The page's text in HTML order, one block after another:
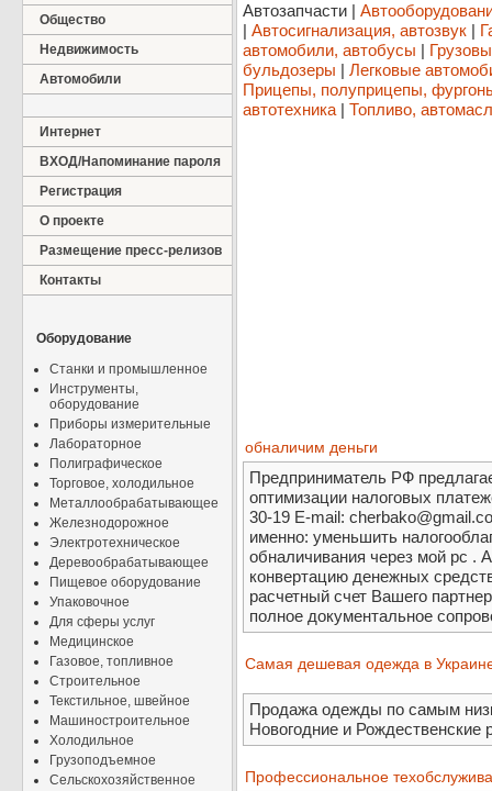
Общество
Недвижимость
Автомобили
Интернет
ВХОД/Напоминание пароля
Регистрация
О проекте
Размещение пресс-релизов
Контакты
Оборудование
Станки и промышленное
Инструменты,
оборудование
Приборы измерительные
Лабораторное
Полиграфическое
Торговое, холодильное
Металлообрабатывающее
Железнодорожное
Электротехническое
Деревообрабатывающее
Пищевое оборудование
Упаковочное
Для сферы услуг
Медицинское
Газовое, топливное
Строительное
Текстильное, швейное
Машиностроительное
Холодильное
Грузоподъемное
Сельскохозяйственное
Автозапчасти |
| Автосигнализация, автозвук |
автомобили, автобусы |
бульдозеры | Легковые
Прицепы, полуприцепы,
автотехника | Топливо,
обналичим деньги
Предприниматель РФ
оптимизации налоговых
30-19 E-mail:
именно: уменьшить
обналичивания через мой рс .
конвертацию денежных
расчетный счет Вашего
полное документальное
Самая дешевая одежда в
Продажа одежды по самым
Новогодние и Рождественские
Профессиональное